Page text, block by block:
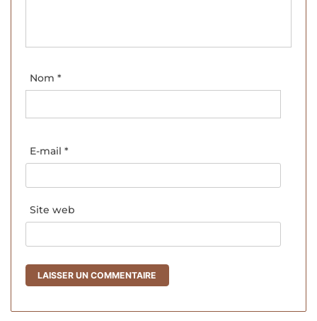
Nom *
E-mail *
Site web